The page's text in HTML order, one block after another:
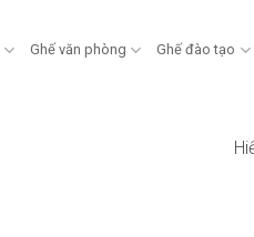
Ghế văn phòng Ghế đào tạo